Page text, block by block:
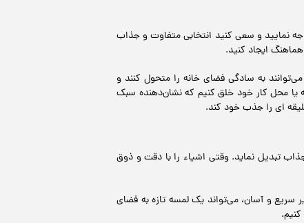
نمایید و سعی کنید انتخابی متفاوت و جذاب
ایجاد کنید.
به سادگی فضای خانه را متحول کنند و
یا محل کار خود خلق کنیم که نشان‌دهنده سبک
ای را جذب خود کند.
تبدیل نماید. وقتی اشیاء را با دقت و ذوق
و آسان، می‌تواند یک لمسه تازه به فضای